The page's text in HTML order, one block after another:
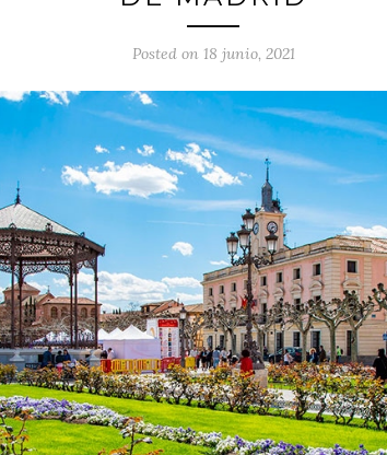
Posted on 18 junio, 2021